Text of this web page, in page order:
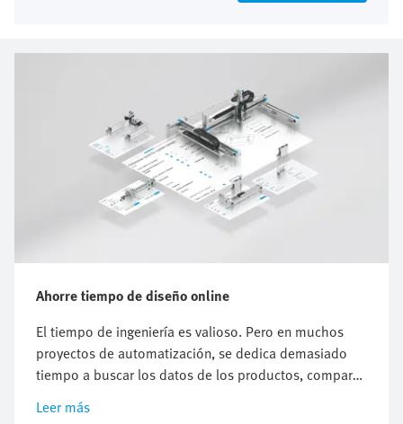
Ahorre tiempo de diseño online
El tiempo de ingeniería es valioso. Pero en muchos
proyectos de automatización, se dedica demasiado
tiempo a buscar los datos de los productos, comparar
componentes, verificar la compatibilidad o preparar la
documentación. Las herramientas de ingeniería online
Leer más